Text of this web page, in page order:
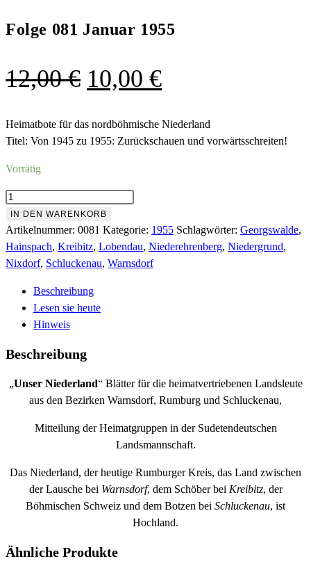
Folge 081 Januar 1955
12,00€ Ursprünglicher
war:
12,00 €
10,00 €Aktueller
ist:
10,00 €.
Heimatbote für das nordböhmische Niederland
Titel: Von 1945 zu 1955: Zurückschauen und vorwärtsschreiten!
Vorrätig
Folge
081
Januar
1955
Menge
IN DEN WARENKORB
Artikelnummer: 0081 Kategorie: 1955 Schlagwörter: Georgswalde,
Hainspach, Kreibitz, Lobendau, Niederehrenberg, Niedergrund,
Nixdorf, Schluckenau, Warnsdorf
Beschreibung
Lesen sie heute
Hinweis
Beschreibung
„Unser Niederland“ Blätter für die heimatvertriebenen Landsleute
aus den Bezirken Warnsdorf, Rumburg und Schluckenau,
Mitteilung der Heimatgruppen in der Sudetendeutschen
Landsmannschaft.
Das Niederland, der heutige Rumburger Kreis, das Land zwischen
der Lausche bei Warnsdorf, dem Schöber bei Kreibitz, der
Böhmischen Schweiz und dem Botzen bei Schluckenau, ist
Hochland.
Ähnliche Produkte